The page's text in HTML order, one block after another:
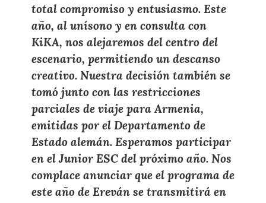
total compromiso y entusiasmo. Este
año, al unísono y en consulta con
KiKA, nos alejaremos del centro del
escenario, permitiendo un descanso
creativo. Nuestra decisión también se
tomó junto con las restricciones
parciales de viaje para Armenia,
emitidas por el Departamento de
Estado alemán. Esperamos participar
en el Junior ESC del próximo año. Nos
complace anunciar que el programa de
este año de Ereván se transmitirá en